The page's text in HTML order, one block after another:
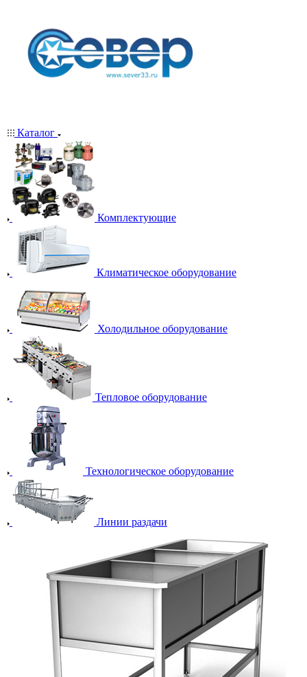
Каталог
Комплектующие
Климатическое оборудование
Холодильное оборудование
Тепловое оборудование
Технологическое оборудование
Линии раздачи